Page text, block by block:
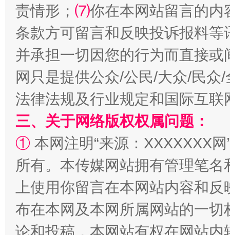
阿坝州三大球赛在茂县开幕 规模
责情形； ⑺你在本网站留言的内
条款方可留言和反映投诉报料
并承担一切因您的行为而直接
网只是提供公众/公民/大众/民
法律法规及行业规定和国际互
三、关于网络版权权属问题：
① 本网注明“来源：XXXXXXX
所有。本传媒网站拥有管理笔
上使用你留言在本网站内容和
布在本网及本网所属网站的一
论和投稿，本网站有权在网站